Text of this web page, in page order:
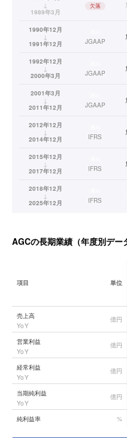
↓
1989年3月
欠落
1990年12月
↓
1991年12月
JGAAP
1992年12月
↓
2000年3月
JGAAP
2001年3月
↓
2011年12月
JGAAP
2012年12月
↓
2014年12月
IFRS
2015年12月
↓
2017年12月
IFRS
2018年12月
↓
2025年12月
IFRS
AGCの長期業績（年度別デー
AGC の長期業績データ一覧
項目 単位
売上高
YoY
億円
営業利益
YoY
億円
経常利益
YoY
億円
当期純利益
YoY
億円
純利益率 %